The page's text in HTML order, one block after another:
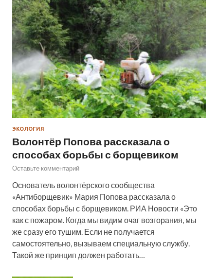
ЭКОЛОГИЯ
Волонтёр Попова рассказала о
способах борьбы с борщевиком
Оставьте комментарий
Основатель волонтёрского сообщества
«Антиборщевик» Мария Попова рассказала о
способах борьбы с борщевиком. РИА Новости «Это
как с пожаром. Когда мы видим очаг возгорания, мы
же сразу его тушим. Если не получается
самостоятельно, вызываем специальную службу.
Такой же принцип должен работать…